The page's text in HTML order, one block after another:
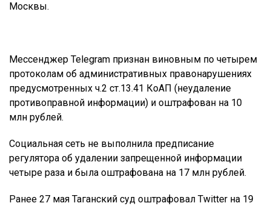
Москвы.
Мессенджер Telegram признан виновным по четырем
протоколам об административных правонарушениях
предусмотренных ч.2 ст.13.41 КоАП (неудаление
противоправной информации) и оштрафован на 10
млн рублей.
Социальная сеть не выполнила предписание
регулятора об удалении запрещенной информации
четыре раза и была оштрафована на 17 млн рублей.
Ранее 27 мая Таганский суд оштрафовал Twitter на 19